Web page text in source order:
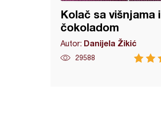
Kolač sa višnjama i
čokoladom
Autor: Danijela Žikić
29588